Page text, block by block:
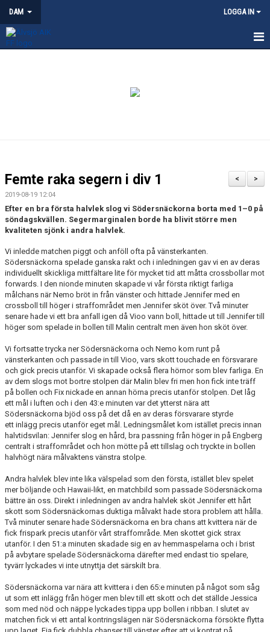
DAM LOGGA IN
MATCHER
>
<
Femte raka segern i div 1
2019-08-19 12:04
Efter en bra första halvlek slog vi Södersnäckorna borta med 1–0 på
söndagskvällen. Segermarginalen borde ha blivit större men
kvaliteten sjönk i andra halvlek.
Vi inledde matchen piggt och anföll ofta på vänsterkanten.
Södersnäckorna spelade ganska rakt och i inledningen gav vi en av deras
individuellt skickliga mittfältare lite för mycket tid att måtta crossbollar mot
forwards. I den nionde minuten skapade vi vår första riktigt farliga
målchans när Nemo bröt in från vänster och hittade Jennifer med en
crossboll till höger i straffområdet men Jennifer sköt över. Två minuter
senare hade vi ett bra anfall igen då Vioo vann boll, hittade ut till Jennifer till
höger som spelade in bollen till Malin centralt men även hon sköt över.
Vi fortsatte trycka ner Södersnäckorna och Nemo kom runt på
vänsterkanten och passade in till Vioo, vars skott touchade en försvarare
och gick precis utanför. Vi skapade också flera hörnor som blev farliga. En
av dem slogs mot bortre stolpen där Malin blev fri men hon fick inte träff
på bollen och Fix nickade en annan hörna precis utanför stolpen. Det låg
ett mål i luften och i den 43:e minuten var det ytterst nära att
Södersnäckorna bjöd oss på det då en av deras försvarare styrde
ett inlägg precis utanför eget mål. Ledningsmålet kom istället precis innan
halvtidsvilan: Jennifer slog en hård, bra passning från höger in på Engberg
centralt i straffområdet och hon mötte på ett tillslag och tryckte in bollen
halvhögt nära målvaktens vänstra stolpe.
Andra halvlek blev inte lika välspelad som den första, istället blev spelet
mer böljande och Hawaii-likt, en matchbild som passade Södersnäckorna
bättre än oss. Direkt i inledningen av andra halvlek sköt Jennifer ett hårt
skott som Södersnäckornas duktiga målvakt hade stora problem att hålla.
Två minuter senare hade Södersnäckorna en bra chans att kvittera när de
fick frispark precis utanför vårt straffområde. Men skottet gick strax
utanför. I den 51:a minuten skadade sig en av hemmaspelarna och i brist
på avbytare spelade Södersnäckorna därefter med endast tio spelare,
tyvärr lyckades vi inte utnyttja det särskilt bra.
Södersnäckorna var nära att kvittera i den 65:e minuten på något som såg
ut som ett inlägg från höger men blev till ett skott och det ställde Jessica
som med nöd och näppe lyckades tippa upp bollen i ribban. I slutet av
matchen fick vi ett antal kontringslägen när Södersnäckorna försökte flytta